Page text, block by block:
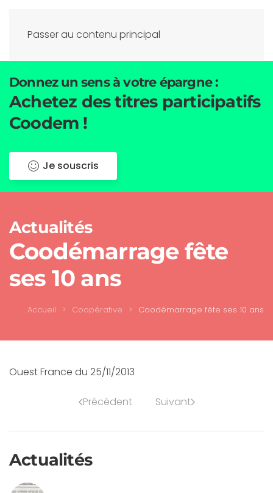
Passer au contenu principal
Donnez un sens à votre épargne :
Achetez des titres participatifs
Coodem !
Je souscris
Actualités
Coodémarrage fête
ses 10 ans
Accueil Coopérative Coodémarrage fête ses 10 ans
Ouest France du 25/11/2013
Précédent Suivant
Actualités